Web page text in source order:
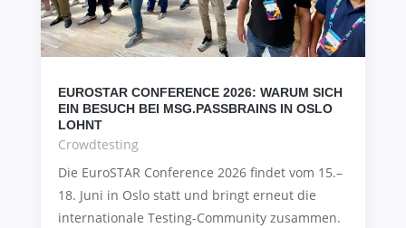
EUROSTAR CONFERENCE 2026: WARUM SICH
EIN BESUCH BEI MSG.PASSBRAINS IN OSLO
LOHNT
Crowdtesting
Die EuroSTAR Conference 2026 findet vom 15.–
18. Juni in Oslo statt und bringt erneut die
internationale Testing-Community zusammen.